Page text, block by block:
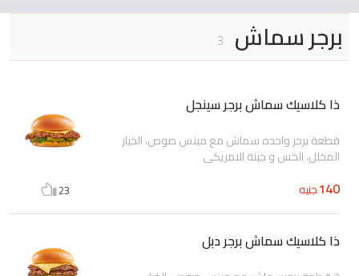
برجر سماش 3
ذا كلاسيك سماش برجر سينجل
قطعة برجر واحده سماش مع مينس صوص، الخيار
المخلل، الخس و جبنة الامريكي
140جنيه 23
ذا كلاسيك سماش برجر دبل